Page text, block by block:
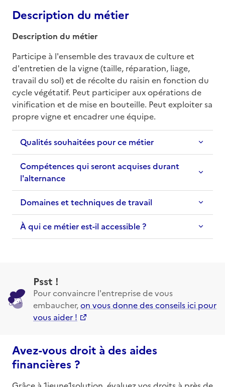
Description du métier
Description du métier
Participe à l'ensemble des travaux de culture et
d'entretien de la vigne (taille, réparation, liage,
travail du sol) et de récolte du raisin en fonction du
cycle végétatif. Peut participer aux opérations de
vinification et de mise en bouteille. Peut exploiter sa
propre vigne et encadrer une équipe.
Qualités souhaitées pour ce métier
Compétences qui seront acquises durant
l'alternance
Domaines et techniques de travail
À qui ce métier est-il accessible ?
Psst !
Pour convaincre l'entreprise de vous
embaucher,on vous donne des conseils ici pour
vous aider !
Avez-vous droit à des aides
financières ?
Grâce à 1jeune1solution, évaluez vos droits à près de